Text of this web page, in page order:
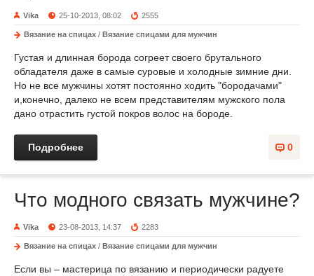
Vika 25-10-2013, 08:02 2555
Вязание на спицах / Вязание спицами для мужчин
Густая и длинная борода согреет своего брутального
обладателя даже в самые суровые и холодные зимние дни.
Но не все мужчины хотят постоянно ходить "бородачами"
и,конечно, далеко не всем представителям мужского пола
дано отрастить густой покров волос на бороде.
0
Подробнее
Что модного связать мужчине?
Vika 23-08-2013, 14:37 2283
Вязание на спицах / Вязание спицами для мужчин
Если вы – мастерица по вязанию и периодически радуете